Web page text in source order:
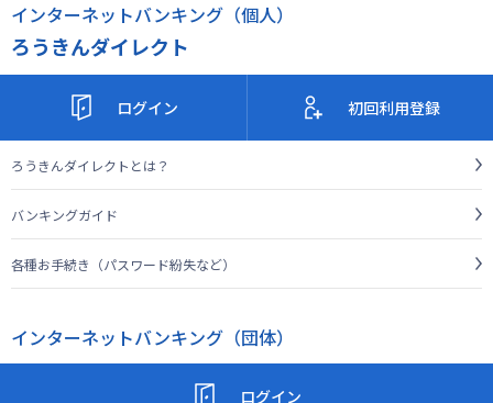
インターネットバンキング（個人）
ろうきんダイレクト
ログイン 初回利用登録
ろうきんダイレクトとは？
バンキングガイド
各種お手続き（パスワード紛失など）
インターネットバンキング（団体）
ログイン